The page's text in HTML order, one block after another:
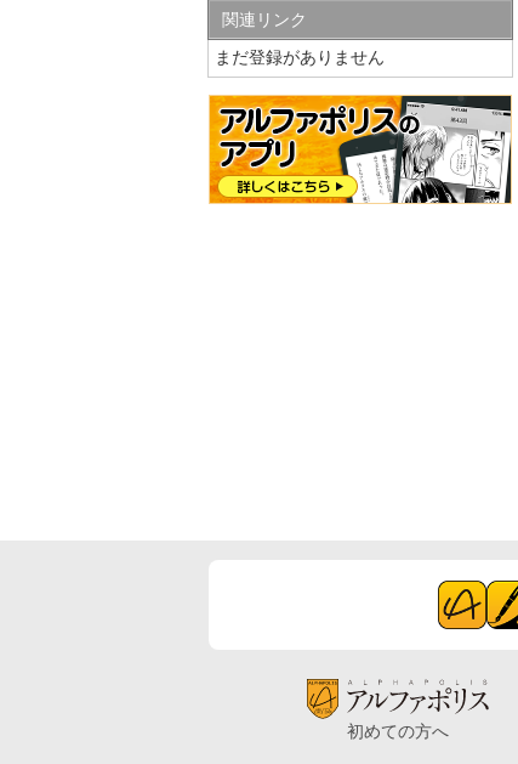
関連リンク
まだ登録がありません
初めての方へ